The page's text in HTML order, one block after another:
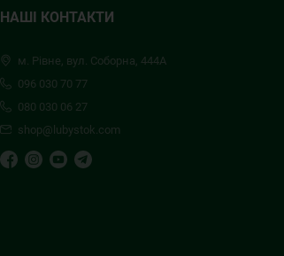
НАШІ КОНТАКТИ
м. Рівне, вул. Соборна, 444А
096 030 70 77
080 030 06 27
shop@lubystok.com